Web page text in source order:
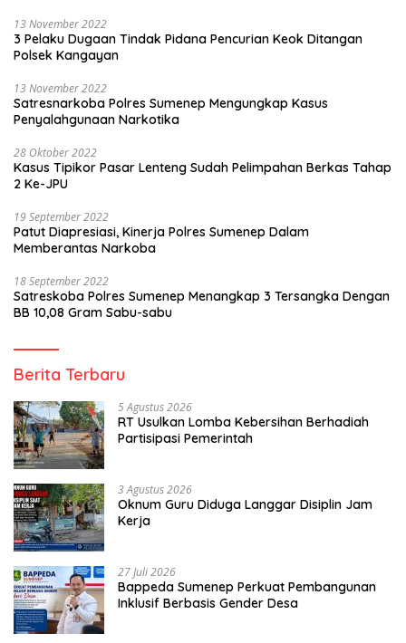
13 November 2022
3 Pelaku Dugaan Tindak Pidana Pencurian Keok Ditangan
Polsek Kangayan
13 November 2022
Satresnarkoba Polres Sumenep Mengungkap Kasus
Penyalahgunaan Narkotika
28 Oktober 2022
Kasus Tipikor Pasar Lenteng Sudah Pelimpahan Berkas Tahap
2 Ke-JPU
19 September 2022
Patut Diapresiasi, Kinerja Polres Sumenep Dalam
Memberantas Narkoba
18 September 2022
Satreskoba Polres Sumenep Menangkap 3 Tersangka Dengan
BB 10,08 Gram Sabu-sabu
Berita Terbaru
5 Agustus 2026
RT Usulkan Lomba Kebersihan Berhadiah
Partisipasi Pemerintah
3 Agustus 2026
Oknum Guru Diduga Langgar Disiplin Jam
Kerja
27 Juli 2026
Bappeda Sumenep Perkuat Pembangunan
Inklusif Berbasis Gender Desa